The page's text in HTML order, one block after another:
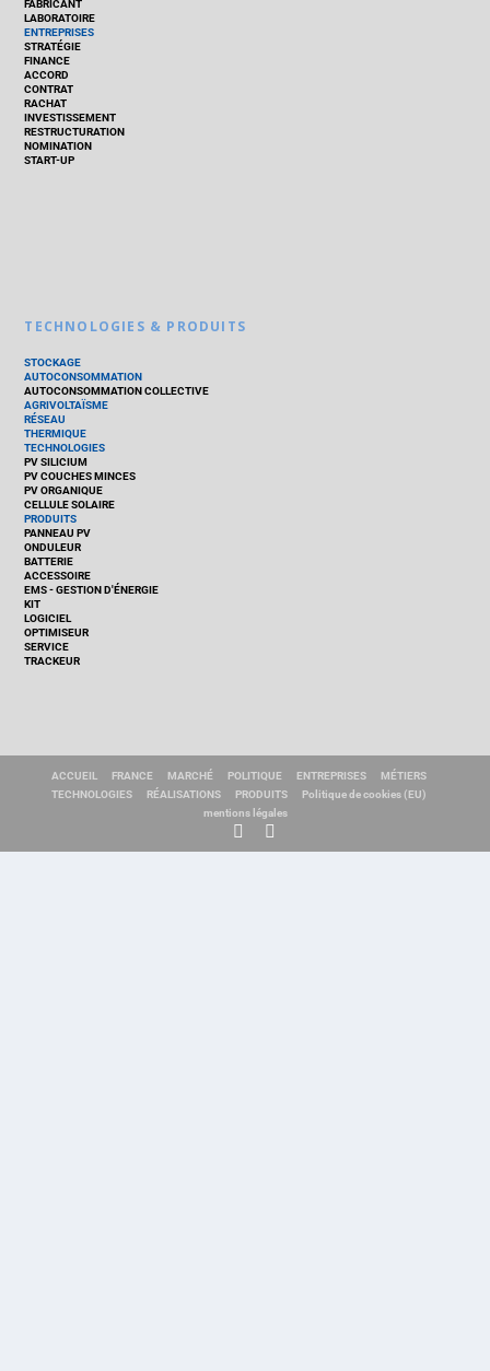
FABRICANT
LABORATOIRE
ENTREPRISES
STRATÉGIE
FINANCE
ACCORD
CONTRAT
RACHAT
INVESTISSEMENT
RESTRUCTURATION
NOMINATION
START-UP
TECHNOLOGIES & PRODUITS
STOCKAGE
AUTOCONSOMMATION
AUTOCONSOMMATION COLLECTIVE
AGRIVOLTAÏSME
RÉSEAU
THERMIQUE
TECHNOLOGIES
PV SILICIUM
PV COUCHES MINCES
PV ORGANIQUE
CELLULE SOLAIRE
PRODUITS
PANNEAU PV
ONDULEUR
BATTERIE
ACCESSOIRE
EMS - GESTION D'ÉNERGIE
KIT
LOGICIEL
OPTIMISEUR
SERVICE
TRACKEUR
ACCUEIL FRANCE MARCHÉ POLITIQUE ENTREPRISES
MÉTIERS
TECHNOLOGIES
RÉALISATIONS PRODUITS
Politique de cookies (EU)
mentions légales